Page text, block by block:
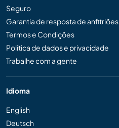
Seguro
Garantia de resposta de anfitriões
Termos e Condições
Política de dados e privacidade
Trabalhe com a gente
Idioma
English
Deutsch